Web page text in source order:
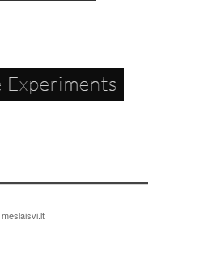
meslaisvi.lt